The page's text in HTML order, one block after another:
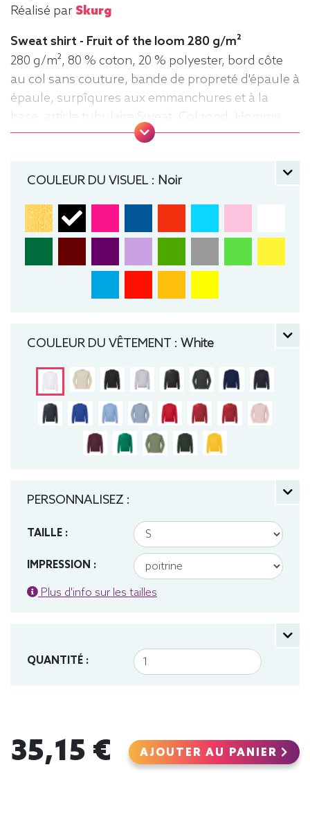
Réalisé par Skurg
Sweat shirt - Fruit of the loom 280 g/m²
280 g/m², 80 % coton, 20 % polyester, bord côte
au col sans couture, bande de propreté d'épaule à
épaule, surpîqures aux emmanchures et à la
base, article tubulaire Sweat, Col rond, Homme
COULEUR DU VISUEL : Noir
COULEUR DU VÊTEMENT : White
PERSONNALISEZ :
TAILLE :
IMPRESSION :
Plus d'info sur les tailles
QUANTITÉ :
35,15 € AJOUTER AU PANIER